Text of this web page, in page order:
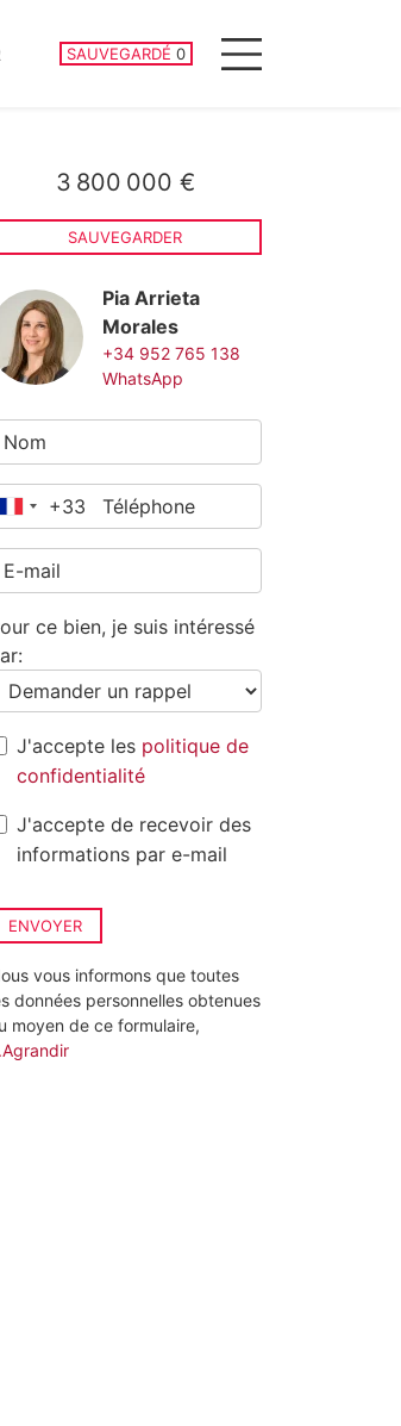
SAUVEGARDÉ 0
PROPRIÉTÉS SAUVEGARDÉES
Menu
3 800 000 €
SAUVEGARDER
Pia Arrieta
Morales
+34 952 765 138
WhatsApp
France
+33
ce bien, je suis intéressé
J'accepte les politique de
confidentialité
J'accepte de recevoir des
informations par e-mail
ENVOYER
vous informons que toutes
données personnelles obtenues
moyen de ce formulaire,